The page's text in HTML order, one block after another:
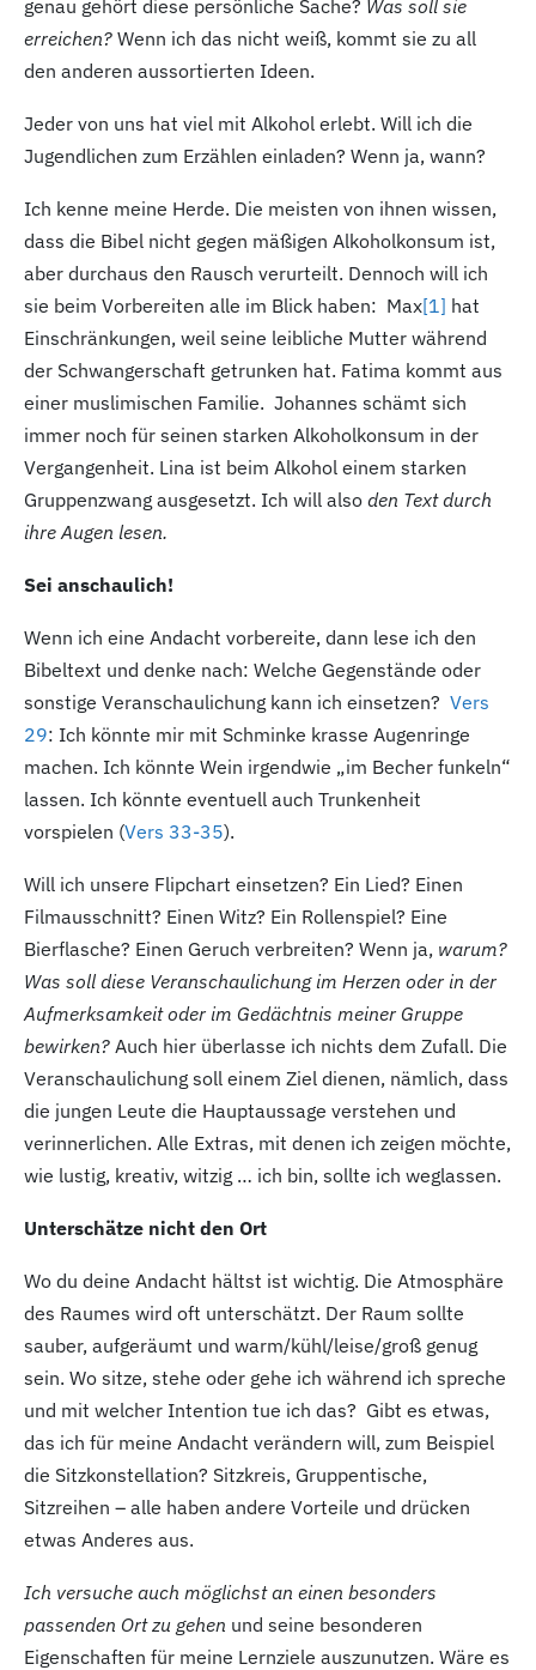
genau gehört diese persönliche Sache? Was soll sie
erreichen? Wenn ich das nicht weiß, kommt sie zu all
den anderen aussortierten Ideen.
Jeder von uns hat viel mit Alkohol erlebt. Will ich die
Jugendlichen zum Erzählen einladen? Wenn ja, wann?
Ich kenne meine Herde. Die meisten von ihnen wissen,
dass die Bibel nicht gegen mäßigen Alkoholkonsum ist,
aber durchaus den Rausch verurteilt. Dennoch will ich
sie beim Vorbereiten alle im Blick haben: Max[1] hat
Einschränkungen, weil seine leibliche Mutter während
der Schwangerschaft getrunken hat. Fatima kommt aus
einer muslimischen Familie. Johannes schämt sich
immer noch für seinen starken Alkoholkonsum in der
Vergangenheit. Lina ist beim Alkohol einem starken
Gruppenzwang ausgesetzt. Ich will also den Text durch
ihre Augen lesen.
Sei anschaulich!
Wenn ich eine Andacht vorbereite, dann lese ich den
Bibeltext und denke nach: Welche Gegenstände oder
sonstige Veranschaulichung kann ich einsetzen? Vers
29: Ich könnte mir mit Schminke krasse Augenringe
machen. Ich könnte Wein irgendwie „im Becher funkeln“
lassen. Ich könnte eventuell auch Trunkenheit
vorspielen (Vers 33-35).
Will ich unsere Flipchart einsetzen? Ein Lied? Einen
Filmausschnitt? Einen Witz? Ein Rollenspiel? Eine
Bierflasche? Einen Geruch verbreiten? Wenn ja, warum?
Was soll diese Veranschaulichung im Herzen oder in der
Aufmerksamkeit oder im Gedächtnis meiner Gruppe
bewirken? Auch hier überlasse ich nichts dem Zufall. Die
Veranschaulichung soll einem Ziel dienen, nämlich, dass
die jungen Leute die Hauptaussage verstehen und
verinnerlichen. Alle Extras, mit denen ich zeigen möchte,
wie lustig, kreativ, witzig … ich bin, sollte ich weglassen.
Unterschätze nicht den Ort
Wo du deine Andacht hältst ist wichtig. Die Atmosphäre
des Raumes wird oft unterschätzt. Der Raum sollte
sauber, aufgeräumt und warm/kühl/leise/groß genug
sein. Wo sitze, stehe oder gehe ich während ich spreche
und mit welcher Intention tue ich das? Gibt es etwas,
das ich für meine Andacht verändern will, zum Beispiel
die Sitzkonstellation? Sitzkreis, Gruppentische,
Sitzreihen – alle haben andere Vorteile und drücken
etwas Anderes aus.
Ich versuche auch möglichst an einen besonders
passenden Ort zu gehen und seine besonderen
Eigenschaften für meine Lernziele auszunutzen. Wäre es